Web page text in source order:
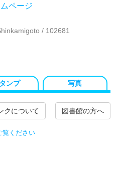
ページ
/ 102681
ンプ 写真
クについて 図書館の方へ
覧ください